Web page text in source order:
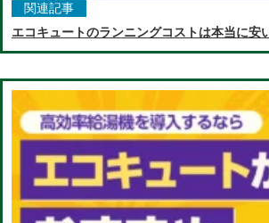
関連記事
エコキュートのランニングコストは本当に安